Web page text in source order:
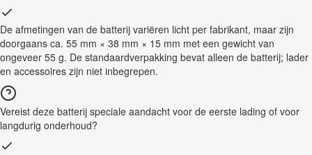
De afmetingen van de batterij variëren licht per fabrikant, maar zijn
doorgaans ca. 55 mm × 38 mm × 15 mm met een gewicht van
ongeveer 55 g. De standaardverpakking bevat alleen de batterij; lader
en accessoires zijn niet inbegrepen.
Vereist deze batterij speciale aandacht voor de eerste lading of voor
langdurig onderhoud?